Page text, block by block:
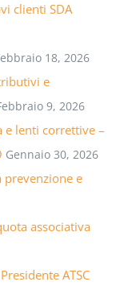
clienti SDA
18, 2026
e
9, 2026
e lenti correttive –
Gennaio 30, 2026
prevenzione e
associativa
ATSC